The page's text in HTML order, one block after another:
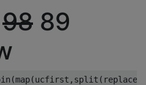
98 89
(map(ucfirst , split ( replace